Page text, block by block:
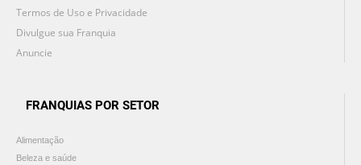
Termos de Uso e Privacidade
Divulgue sua Franquia
Anuncie
FRANQUIAS POR SETOR
Alimentação
Beleza e saúde